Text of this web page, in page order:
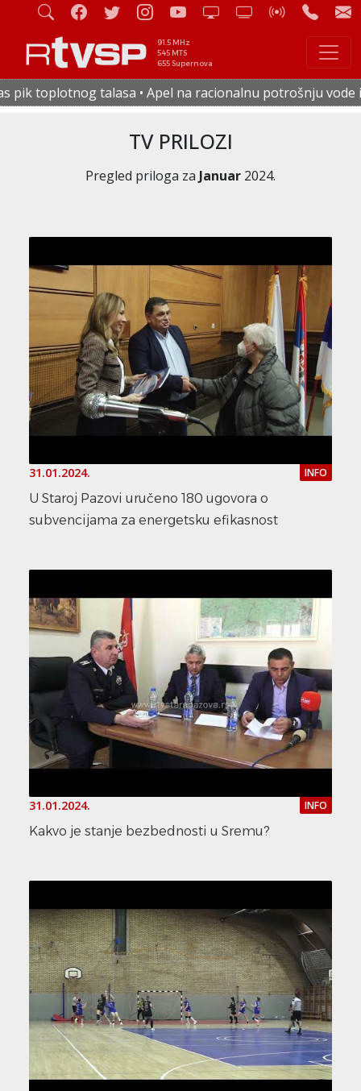
91.5 MHz
545 MTS
655 Supernova
• Apel na racionalnu potrošnju vode i električne
TV PRILOZI
Pregled priloga za Januar 2024.
31.01.2024. INFO
U Staroj Pazovi uručeno 180 ugovora o
subvencijama za energetsku efikasnost
31.01.2024. INFO
Kakvo je stanje bezbednosti u Sremu?